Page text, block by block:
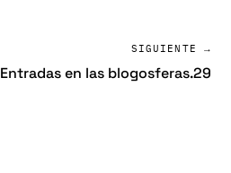
SIGUIENTE →
Entradas en las blogosferas.29